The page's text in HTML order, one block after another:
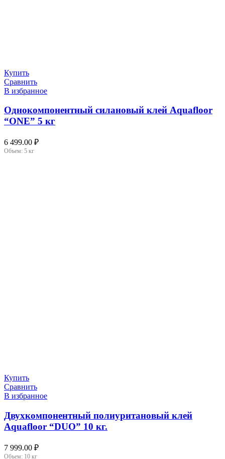
Купить
Сравнить
В избранное
Однокомпонентный силановый клей Aquafloor
“ONE” 5 кг
6 499.00 ₽
Объем: 5 кг
Купить
Сравнить
В избранное
Двухкомпонентный полиуритановый клей
Aquafloor “DUO” 10 кг.
7 999.00 ₽
Объем: 10 кг